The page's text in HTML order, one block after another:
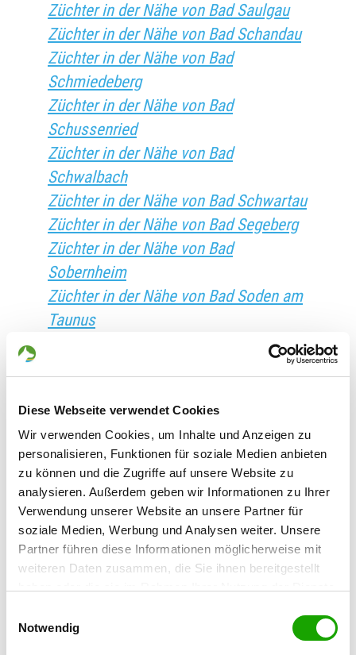
Diese Webseite verwendet Cookies
Wir verwenden Cookies, um Inhalte und Anzeigen zu
personalisieren, Funktionen für soziale Medien anbieten
zu können und die Zugriffe auf unsere Website zu
analysieren. Außerdem geben wir Informationen zu Ihrer
Verwendung unserer Website an unsere Partner für
soziale Medien, Werbung und Analysen weiter. Unsere
Partner führen diese Informationen möglicherweise mit
weiteren Daten zusammen, die Sie ihnen bereitgestellt
Cookies, wenn Sie unsere Webseite weiterhin nutzen.
Notwendig
Züchter in der Nähe von Bad Saulgau
Züchter in der Nähe von Bad Schandau
Züchter in der Nähe von Bad
Schmiedeberg
Züchter in der Nähe von Bad
Schussenried
Züchter in der Nähe von Bad
Schwalbach
Züchter in der Nähe von Bad Schwartau
Züchter in der Nähe von Bad Segeberg
Züchter in der Nähe von Bad
Sobernheim
Züchter in der Nähe von Bad Soden am
Taunus
Züchter in der Nähe von Bad Soden-
Allendorf
Züchter in der Nähe von Bad
Staffelstein
Züchter in der Nähe von Bad Sulza
Züchter in der Nähe von Bad Säckingen
Züchter in der Nähe von Bad Sülze
Züchter in der Nähe von Bad Teinach-
Züchter in der Nähe von Bad Tölz